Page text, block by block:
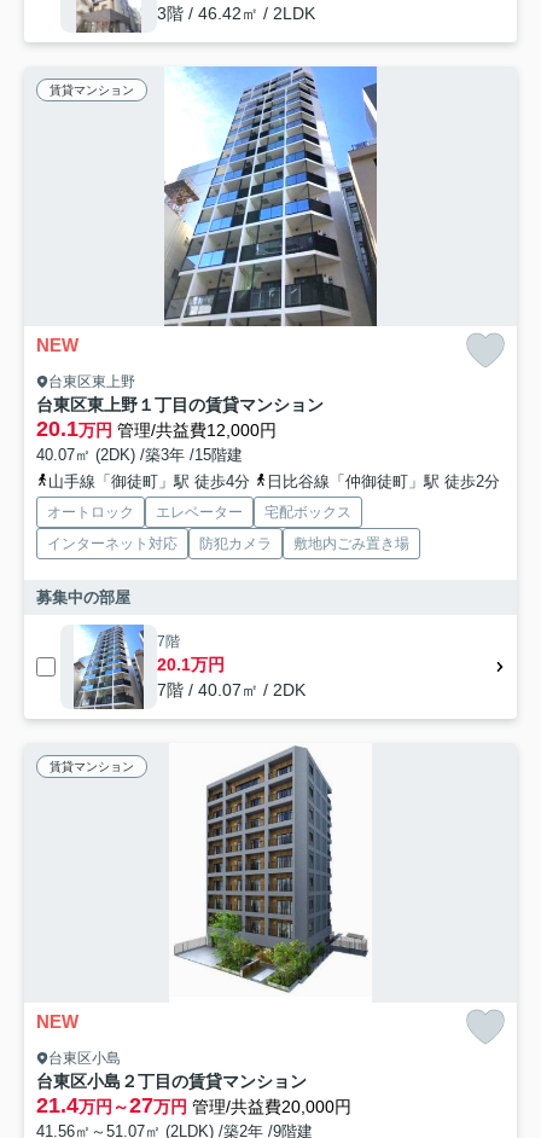
3階 / 46.42㎡ / 2LDK
賃貸マンション
NEW
台東区東上野
台東区東上野１丁目の賃貸マンション
20.1万円 管理/共益費12,000円
40.07㎡ (2DK) /築3年 /15階建
山手線「御徒町」駅 徒歩4分
日比谷線「仲御徒町」駅 徒歩2分
オートロック エレベーター
宅配ボックス
インターネット対応
防犯カメラ 敷地内ごみ置き場
募集中の部屋
7階
20.1万円
7階 / 40.07㎡ / 2DK
賃貸マンション
NEW
台東区小島
台東区小島２丁目の賃貸マンション
21.4万円～27万円 管理/共益費20,000円
41.56㎡～51.07㎡ (2LDK) /築2年 /9階建